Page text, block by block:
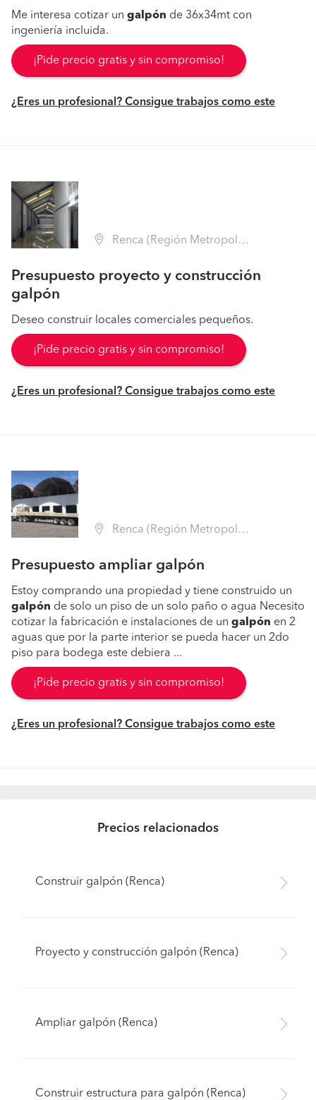
Me interesa cotizar un galpón de 36x34mt con
ingeniería incluida.
¡Pide precio gratis y sin compromiso!
¿Eres un profesional? Consigue trabajos como este
Renca (Región Metropolitana - Santiago)
Presupuesto proyecto y construcción
galpón
Deseo construir locales comerciales pequeños.
¡Pide precio gratis y sin compromiso!
¿Eres un profesional? Consigue trabajos como este
Renca (Región Metropolitana - Santiago)
Presupuesto ampliar galpón
Estoy comprando una propiedad y tiene construido un
galpón de solo un piso de un solo paño o agua Necesito
cotizar la fabricación e instalaciones de un galpón en 2
aguas que por la parte interior se pueda hacer un 2do
piso para bodega este debiera ...
¡Pide precio gratis y sin compromiso!
¿Eres un profesional? Consigue trabajos como este
Precios relacionados
Construir galpón (Renca)
Proyecto y construcción galpón (Renca)
Ampliar galpón (Renca)
Construir estructura para galpón (Renca)